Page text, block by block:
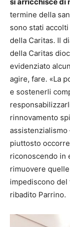
termine della
sono stati
della Caritas. Il
della Caritas
evidenziato
agire, fare. «La
e sostenerli
rinnovamento
assistenzialismo
piuttosto
riconoscendo in
rimuovere
impediscono
ribadito Parrino.